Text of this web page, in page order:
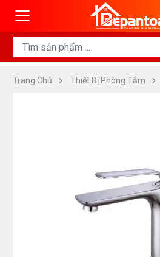
Trang Chủ Thiết Bị Phòng Tắm